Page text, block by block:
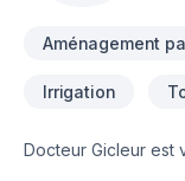
Aménagement
Irrigation
Docteur Gicleur est